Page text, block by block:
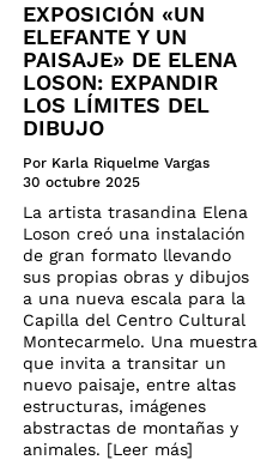
EXPOSICIÓN «UN
ELEFANTE Y UN
PAISAJE» DE ELENA
LOSON: EXPANDIR
LOS LÍMITES DEL
DIBUJO
Por Karla Riquelme Vargas
30 octubre 2025
La artista trasandina Elena
Loson creó una instalación
de gran formato llevando
sus propias obras y dibujos
a una nueva escala para la
Capilla del Centro Cultural
Montecarmelo. Una muestra
que invita a transitar un
nuevo paisaje, entre altas
estructuras, imágenes
abstractas de montañas y
animales. [Leer más]